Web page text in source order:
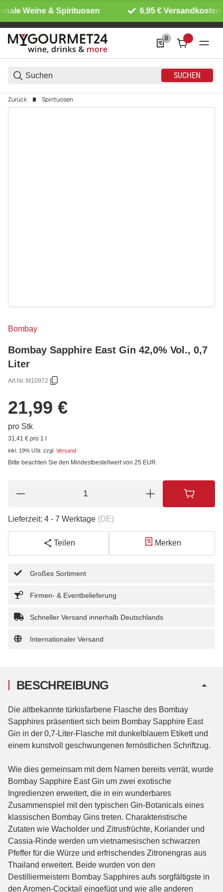
Weine & Spirituosen 6,95 € Versandkosten
SUCHEN
0
0 Produkte in der
Zurück Spirituosen
Bombay
Bombay Sapphire East Gin 42,0% Vol., 0,7
Liter
Art.Nr.:M10972
21,99 €
pro Stk
31,41 € pro 1 l
inkl. 19% USt. zzgl. Versand
Bitte beachten Sie den Mindestbestellwert von 25 EUR.
Lieferzeit: 4 - 7 Werktage (DE)
Teilen Merken
Großes Sortiment
Firmen- & Eventbelieferung
Schneller Versand innerhalb Deutschlands
Internationaler Versand
BESCHREIBUNG
Die altbekannte türkisfarbene Flasche des Bombay
Sapphires präsentiert sich beim Bombay Sapphire East
Gin in der 0,7-Liter-Flasche mit dunkelblauem Etikett und
einem kunstvoll geschwungenen fernöstlichen Schriftzug.
Wie dies gemeinsam mit dem Namen bereits verrät, wurde
Bombay Sapphire East Gin um zwei exotische
Ingredienzen erweitert, die in ein wunderbares
Zusammenspiel mit den typischen Gin-Botanicals eines
klassischen Bombay Gins treten. Charakteristische
Zutaten wie Wacholder und Zitrusfrüchte, Koriander und
Cassia-Rinde werden um vietnamesischen schwarzen
Pfeffer für die Würze und erfrischendes Zitronengras aus
Thailand erweitert. Beide wurden von den
Destilliermeistern Bombay Sapphires aufs sorgfältigste in
den Aromen-Cocktail eingefügt und wie alle anderen